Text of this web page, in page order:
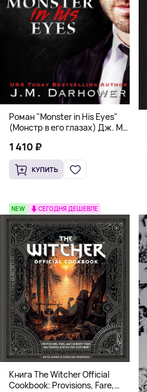
Роман "Monster in His Eyes"
(Монстр в его глазах) Дж. М.
18+
1 410 ₽
КУПИТЬ
NEW СЕГОДНЯ ДЕШЕВЛЕ
Книга The Witcher Official
Cookbook: Provisions, Fare,